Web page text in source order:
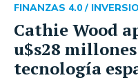
Cathie Wood
u$s28
tecnología
FINANZAS 4.0 /